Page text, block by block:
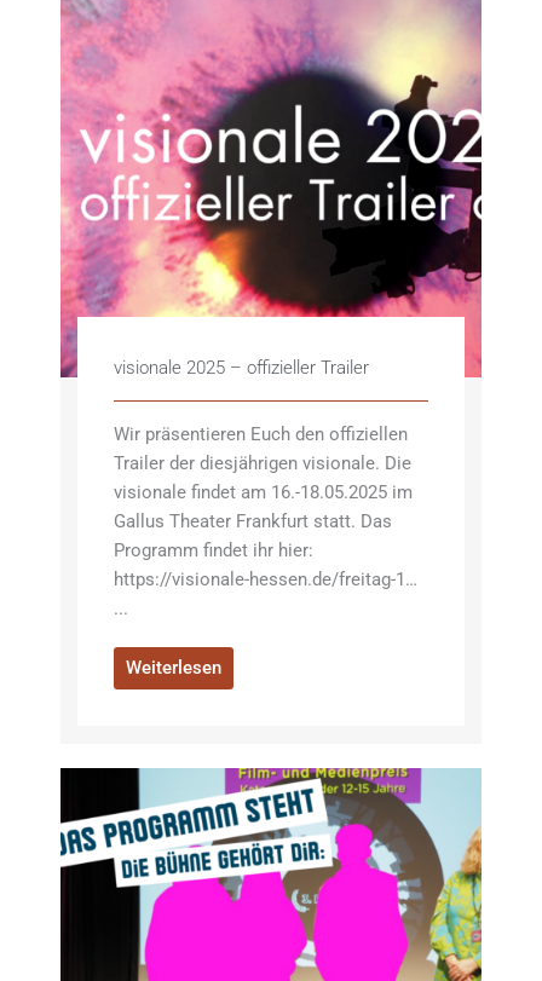
visionale 2025 – offizieller Trailer
Wir präsentieren Euch den offiziellen
Trailer der diesjährigen visionale. Die
visionale findet am 16.-18.05.2025 im
Gallus Theater Frankfurt statt. Das
Programm findet ihr hier:
https://visionale-hessen.de/freitag-1…
...
Weiterlesen